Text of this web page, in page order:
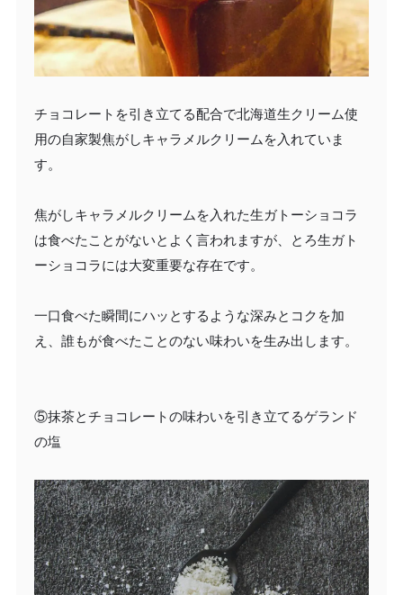
チョコレートを引き立てる配合で北海道生クリーム使
用の自家製焦がしキャラメルクリームを入れていま
す。
焦がしキャラメルクリームを入れた生ガトーショコラ
は食べたことがないとよく言われますが、とろ生ガト
ーショコラには大変重要な存在です。
一口食べた瞬間にハッとするような深みとコクを加
え、誰もが食べたことのない味わいを生み出します。
⑤抹茶とチョコレートの味わいを引き立てるゲランド
の塩